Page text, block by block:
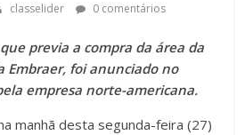
classelider 0 comentários
previa a compra da área da
Embraer, foi anunciado no
empresa norte-americana.
manhã desta segunda-feira (27)